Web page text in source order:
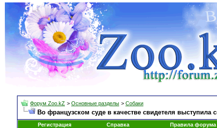
Форум Zoo.kZ > Основные разделы > Собаки
Во французском суде в качестве свидетеля выступила
Регистрация Справка Правила форума